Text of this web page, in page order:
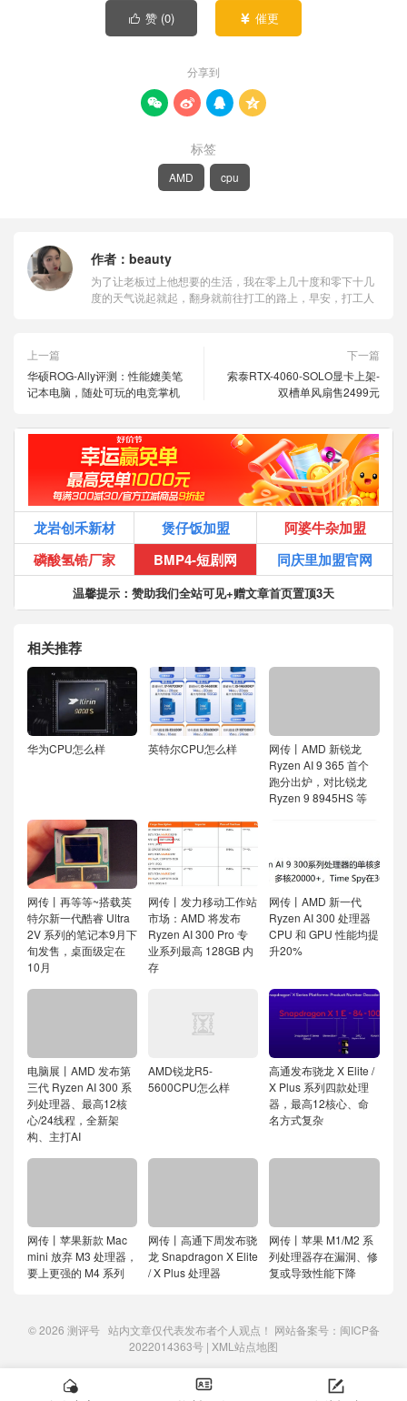
 赞 (0)  催更
分享到
   
标签
AMD cpu
作者： beauty
为了让老板过上他想要的生活，我在零上几十度和零下十几
度的天气说起就起，翻身就前往打工的路上，早安，打工人
上一篇
华硕ROG-Ally评测：性能媲美笔
记本电脑，随处可玩的电竞掌机
下一篇
索泰RTX-4060-SOLO显卡上架-
双槽单风扇售2499元
龙岩创禾新材 煲仔饭加盟
阿婆牛杂加盟
磷酸氢锆厂家
BMP4-短剧网 同庆里加盟官网
温馨提示：赞助我们全站可见+赠文章首页置顶3天
相关推荐
华为CPU怎么样 英特尔CPU怎么样
网传丨AMD 新锐龙
Ryzen AI 9 365 首个
跑分出炉，对比锐龙
Ryzen 9 8945HS 等
网传丨再等等~搭载英
特尔新一代酷睿 Ultra
2V 系列的笔记本9月下
旬发售，桌面级定在
10月
网传丨发力移动工作站
市场：AMD 将发布
Ryzen AI 300 Pro 专
业系列最高 128GB 内
存
网传丨AMD 新一代
Ryzen AI 300 处理器
CPU 和 GPU 性能均提
升20%
电脑展丨AMD 发布第
三代 Ryzen AI 300 系
列处理器、最高12核
心/24线程，全新架
构、主打AI
AMD锐龙R5-
5600CPU怎么样
高通发布骁龙 X Elite /
X Plus 系列四款处理
器，最高12核心、命
名方式复杂
网传丨苹果新款 Mac
mini 放弃 M3 处理器，
要上更强的 M4 系列
网传丨高通下周发布骁
龙 Snapdragon X Elite
/ X Plus 处理器
网传丨苹果 M1/M2 系
列处理器存在漏洞、修
复或导致性能下降
© 2026 测评号站内文章仅代表发布者个人观点！ 网站备案号： 闽ICP备
2022014363号 | XML站点地图
  